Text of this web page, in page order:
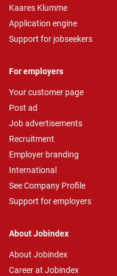
Kaares Klumme
Application engine
Support for jobseekers
For employers
Your customer page
Post ad
Job advertisements
Recruitment
Employer branding
International
See Company Profile
Support for employers
About Jobindex
About Jobindex
Career at Jobindex